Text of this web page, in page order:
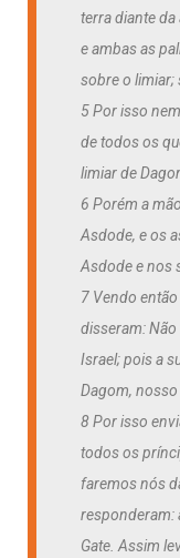
terra diante da
e ambas as
sobre o limiar;
5 Por isso
de todos os
limiar de
6 Porém a
Asdode, e os
Asdode e nos
7 Vendo
disseram:
Israel; pois a
Dagom, nosso
8 Por isso
todos os
faremos nós
responderam:
Gate. Assim